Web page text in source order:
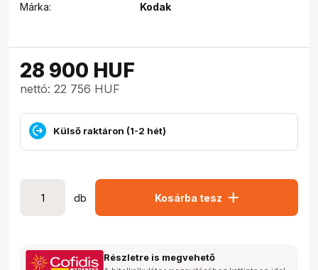
Márka:
Kodak
28 900 HUF
nettó: 22 756 HUF
Külső raktáron (1-2 hét)
db Kosárba tesz add
Részletre is megvehető